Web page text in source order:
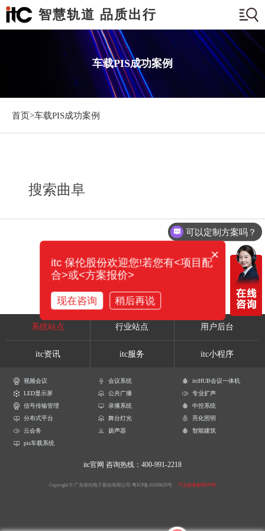
智慧轨道 品质出行
车载PIS成功案例
首页>车载PIS成功案例
搜索曲阜
系统站点 行业站点 用户后台
itc资讯 itc服务 itc小程序
视频会议 会议系统
itcHUB会议一体机
LED显示屏
公共广播
专业扩声
信号传输管理
录播系统
中控系统
分布式平台
舞台灯光
亮化照明
云会务
扬声器
智能建筑
pis车载系统
itc官网 咨询热线：400-991-2218
Copyright © 广东保伦电子股份有限公司 粤ICP备16106620号 产品参数解释声明
可以定制方案吗？
×
itc 保伦股份欢迎您!若您有<项目配
合>或<方案报价>
现在咨询 稍后再说